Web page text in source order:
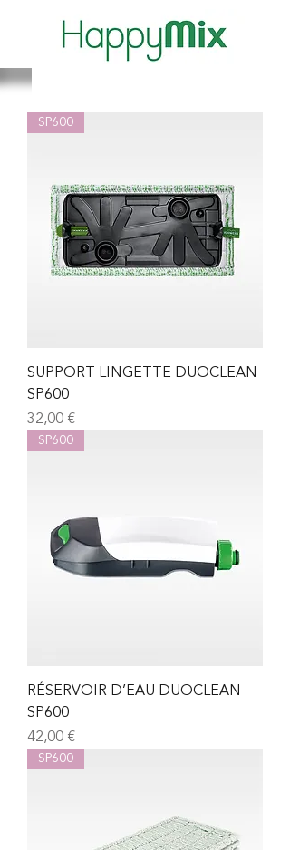
SP600
SUPPORT LINGETTE DUOCLEAN
SP600
Prix
32,00 €
SP600
RÉSERVOIR D’EAU DUOCLEAN
SP600
Prix
42,00 €
SP600